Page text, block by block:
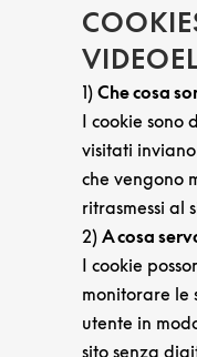
1) Che cosa
I cookie sono
visitati
che vengono
ritrasmessi al
2) A cosa
I cookie
monitorare le
utente in
sito senza